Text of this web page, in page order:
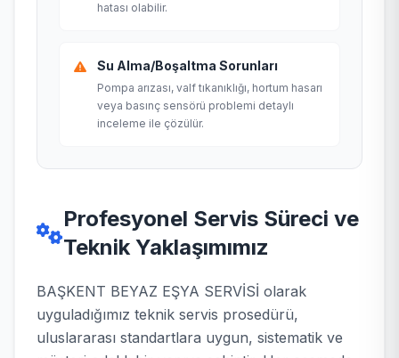
hatası olabilir.
Su Alma/Boşaltma Sorunları
Pompa arızası, valf tıkanıklığı, hortum hasarı
veya basınç sensörü problemi detaylı
inceleme ile çözülür.
Profesyonel Servis Süreci ve
Teknik Yaklaşımımız
BAŞKENT BEYAZ EŞYA SERVİSİ olarak
uyguladığımız teknik servis prosedürü,
uluslararası standartlara uygun, sistematik ve